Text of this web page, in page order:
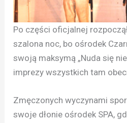
Po części oficjalnej
szalona noc, bo ośrodek
swoją maksymą „Nuda się
imprezy wszystkich tam
Zmęczonych wyczynami
swoje dłonie ośrodek SPA,